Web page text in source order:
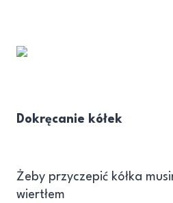
Dokręcanie kółek
Żeby przyczepić kółka
wiertłem